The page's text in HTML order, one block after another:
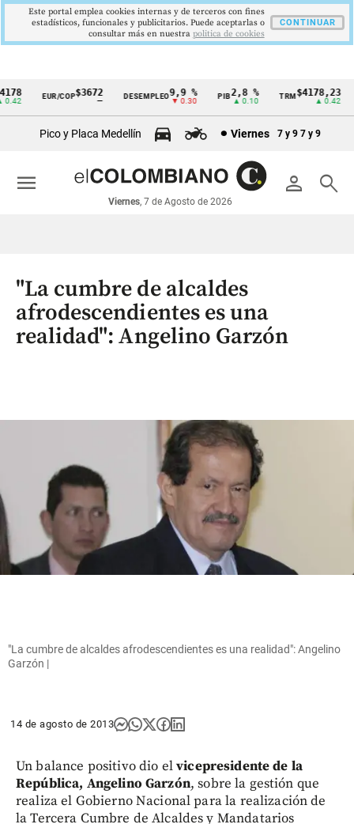
Cintillo
económicos
Colombia
EUR/COP$3672 DESEMPLEO 9,9 %
▼ 0.30
PIB2,8 %
▲ 0.10
TRM$4178,23
▲ 0.42
Pico y Placa Medellín Viernes 7 y 9 7 y 9
person search
Viernes, 7 de Agosto de 2026
menu
"La cumbre de alcaldes
afrodescendientes es una
realidad": Angelino Garzón
"La cumbre de alcaldes afrodescendientes es una realidad": Angelino
Garzón |
14 de agosto de 2013
Un balance positivo dio elvicepresidente de la
República, Angelino Garzón, sobre la gestión que
realiza el Gobierno Nacional para la realización de
la Tercera Cumbre de Alcaldes y Mandatarios
Este portal emplea cookies internas y de terceros con fines
estadísticos, funcionales y publicitarios. Puede aceptarlas o
consultar más en nuestra politica de cookies
CONTINUAR